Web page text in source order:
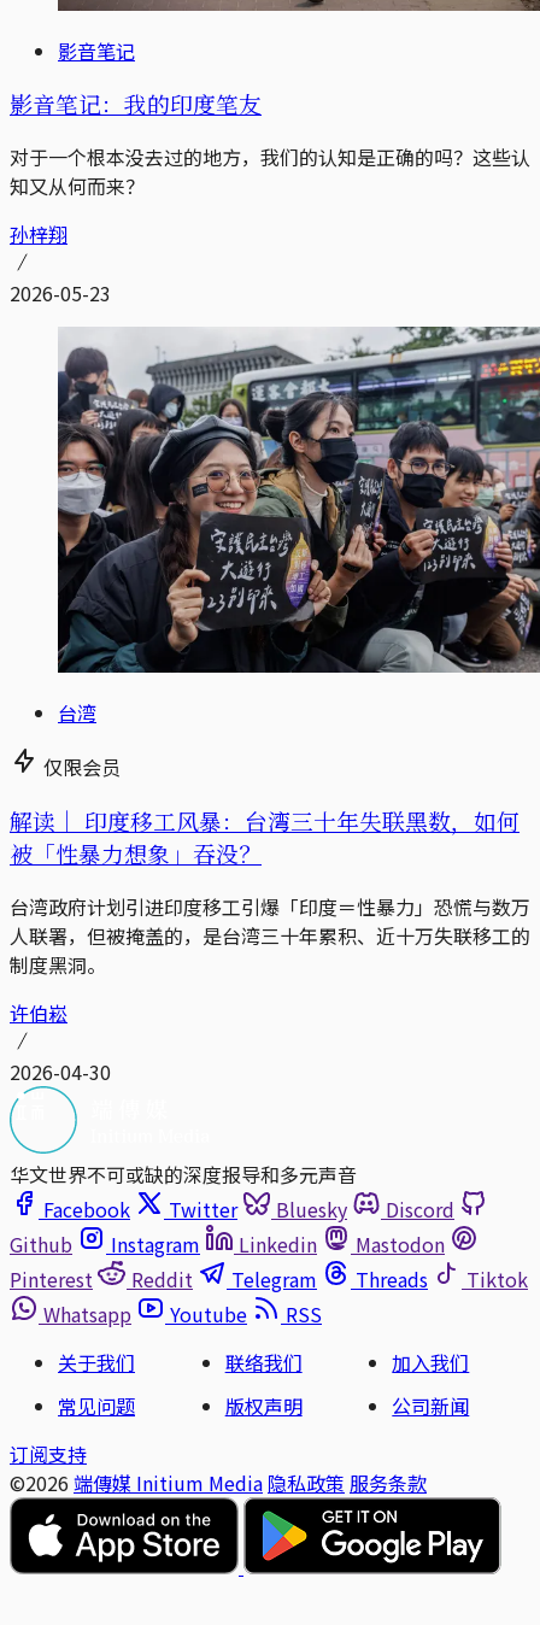
影音笔记
影音笔记：我的印度笔友
对于一个根本没去过的地方，我们的认知是正确的吗？这些认
知又从何而来？
孙梓翔
2026-05-23
台湾
仅限会员
解读｜ 印度移工风暴：台湾三十年失联黑数，如何
被「性暴力想象」吞没？
台湾政府计划引进印度移工引爆「印度＝性暴力」恐慌与数万
人联署，但被掩盖的，是台湾三十年累积、近十万失联移工的
制度黑洞。
许伯崧
2026-04-30
华文世界不可或缺的深度报导和多元声音
Facebook
Twitter Bluesky
Discord
Github
Instagram Linkedin
Mastodon
Pinterest
Reddit Telegram Threads
Tiktok
Whatsapp
Youtube
RSS
关于我们
联络我们
加入我们
常见问题
版权声明
公司新闻
订阅支持
©2026 端傳媒 Initium Media 隐私政策 服务条款